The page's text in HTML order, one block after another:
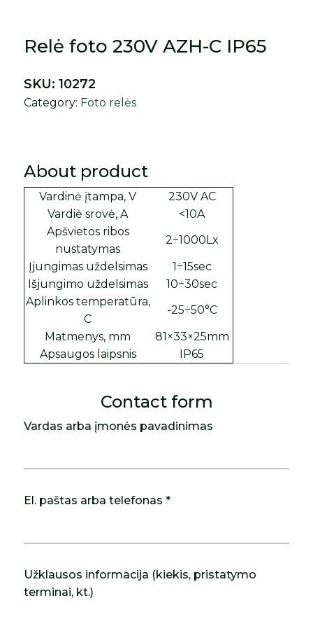
Relė foto 230V AZH-C IP65
SKU:10272
Category: Foto relės
About product
Vardinė įtampa, V
230V AC
Vardiė srovė, A
<10A
Apšvietos ribos
nustatymas
2÷1000Lx
Įjungimas uždelsimas
1÷15sec
Išjungimo uždelsimas
10÷30sec
Aplinkos temperatūra,
C
-25÷50°C
Matmenys, mm
81×33×25mm
Apsaugos laipsnis
IP65
Contact form
Vardas arba įmonės pavadinimas
El. paštas arba telefonas *
Užklausos informacija (kiekis, pristatymo
terminai, kt.)